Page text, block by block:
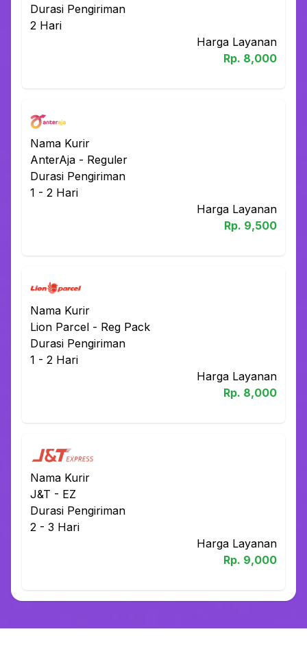
Durasi Pengiriman
2 Hari
Harga Layanan
Rp. 8,000
Nama Kurir
AnterAja - Reguler
Durasi Pengiriman
1 - 2 Hari
Harga Layanan
Rp. 9,500
Nama Kurir
Lion Parcel - Reg Pack
Durasi Pengiriman
1 - 2 Hari
Harga Layanan
Rp. 8,000
Nama Kurir
J&T - EZ
Durasi Pengiriman
2 - 3 Hari
Harga Layanan
Rp. 9,000